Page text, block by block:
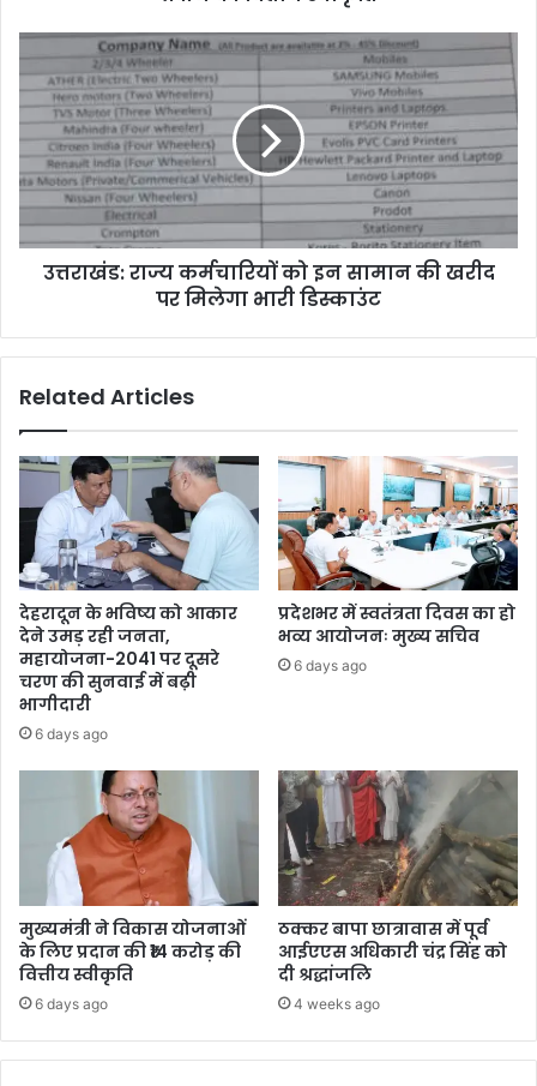
उत्तराखंड: राज्य कर्मचारियों को इन सामान की खरीद
पर मिलेगा भारी डिस्काउंट
Related Articles
देहरादून के भविष्य को आकार
देने उमड़ रही जनता,
महायोजना-2041 पर दूसरे
चरण की सुनवाई में बढ़ी
भागीदारी
6 days ago
प्रदेशभर में स्वतंत्रता दिवस का हो
भव्य आयोजनः मुख्य सचिव
6 days ago
मुख्यमंत्री ने विकास योजनाओं
के लिए प्रदान की ₹14 करोड़ की
वित्तीय स्वीकृति
6 days ago
ठक्कर बापा छात्रावास में पूर्व
आईएएस अधिकारी चंद्र सिंह को
दी श्रद्धांजलि
4 weeks ago